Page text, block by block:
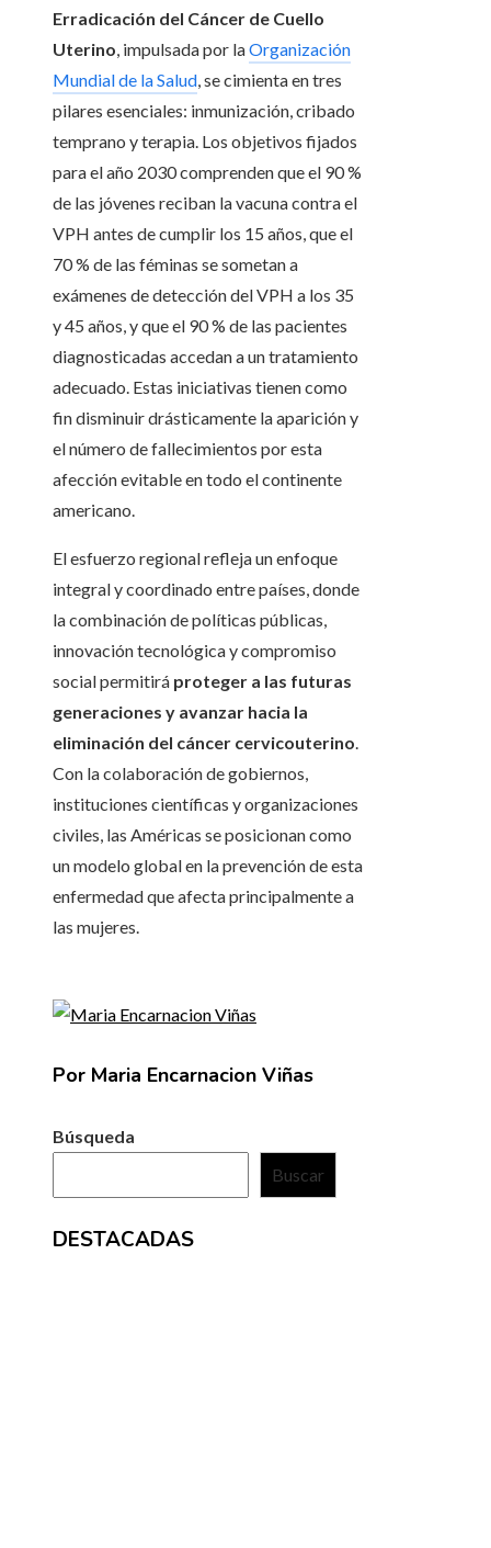
Erradicación del Cáncer de Cuello
Uterino, impulsada por laOrganización
Mundial de la Salud, se cimienta en tres
pilares esenciales: inmunización, cribado
temprano y terapia. Los objetivos fijados
para el año 2030 comprenden que el 90 %
de las jóvenes reciban la vacuna contra el
VPH antes de cumplir los 15 años, que el
70 % de las féminas se sometan a
exámenes de detección del VPH a los 35
y 45 años, y que el 90 % de las pacientes
diagnosticadas accedan a un tratamiento
adecuado. Estas iniciativas tienen como
fin disminuir drásticamente la aparición y
el número de fallecimientos por esta
afección evitable en todo el continente
americano.
El esfuerzo regional refleja un enfoque
integral y coordinado entre países, donde
la combinación de políticas públicas,
innovación tecnológica y compromiso
social permitirá proteger a las futuras
generaciones y avanzar hacia la
eliminación del cáncer cervicouterino.
Con la colaboración de gobiernos,
instituciones científicas y organizaciones
civiles, las Américas se posicionan como
un modelo global en la prevención de esta
enfermedad que afecta principalmente a
las mujeres.
Por Maria Encarnacion Viñas
Búsqueda
Buscar
DESTACADAS